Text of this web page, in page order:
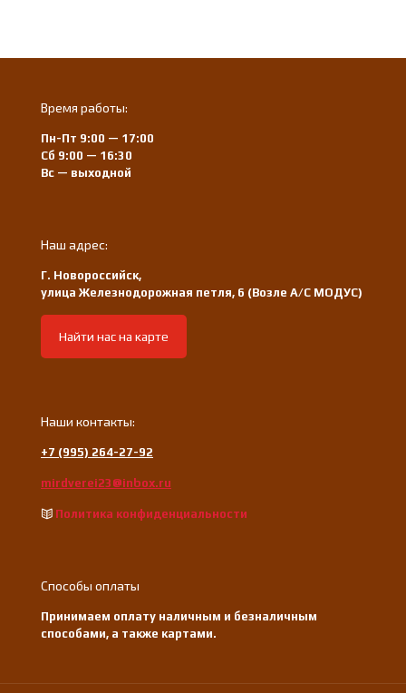
Время работы:
Пн-Пт 9:00 — 17:00
Сб 9:00 — 16:30
Вс — выходной
Наш адрес:
Г. Новороссийск,
улица Железнодорожная петля, 6 (Возле А/С МОДУС)
Найти нас на карте
Наши контакты:
+7 (995) 264-27-92
mirdverei23@inbox.ru
Политика конфиденциальности
Способы оплаты
Принимаем оплату наличным и безналичным
способами, а также картами.